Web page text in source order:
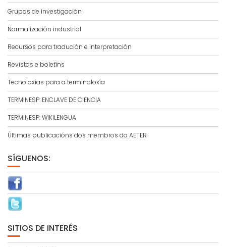
Grupos de investigación
Normalización industrial
Recursos para tradución e interpretación
Revistas e boletíns
Tecnoloxías para a terminoloxía
TERMINESP: ENCLAVE DE CIENCIA
TERMINESP: WIKILENGUA
Últimas publicacións dos membros da AETER
SÍGUENOS:
SITIOS DE INTERÉS